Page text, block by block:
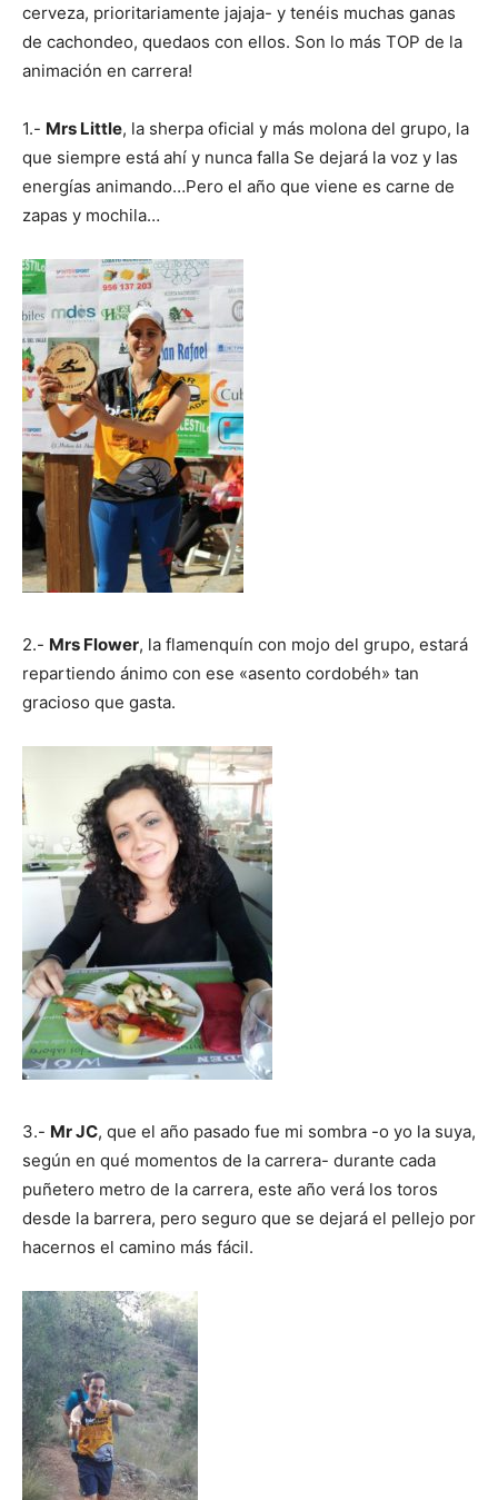
cerveza, prioritariamente jajaja- y tenéis muchas ganas
de cachondeo, quedaos con ellos. Son lo más TOP de la
animación en carrera!
1.- Mrs Little, la sherpa oficial y más molona del grupo, la
que siempre está ahí y nunca falla Se dejará la voz y las
energías animando…Pero el año que viene es carne de
zapas y mochila…
2.- Mrs Flower, la flamenquín con mojo del grupo, estará
repartiendo ánimo con ese «asento cordobéh» tan
gracioso que gasta.
3.- Mr JC, que el año pasado fue mi sombra -o yo la suya,
según en qué momentos de la carrera- durante cada
puñetero metro de la carrera, este año verá los toros
desde la barrera, pero seguro que se dejará el pellejo por
hacernos el camino más fácil.